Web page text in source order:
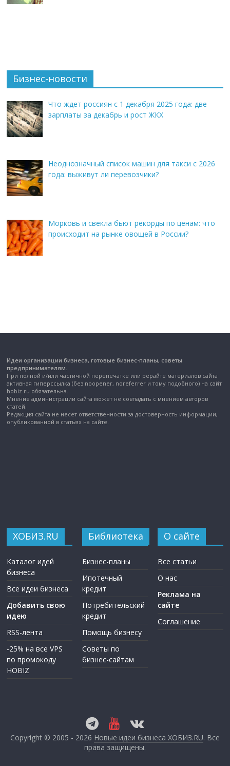
Бизнес-новости
Что ждет россиян с 1 декабря 2025 года: две
зарплаты за декабрь и рост ЖКХ
Неоднозначный список машин для такси с 2026
года: выживут ли перевозчики?
Морковь и свекла бьют рекорды по ценам: что
происходит на рынке овощей в России?
Идеи организации бизнеса, готовые бизнес-планы, советы
предпринимателям.
При полной и/или частичной перепечатке или рерайте материалов сайта
активная гиперссылка (без noopener, noreferrer и тому подобного) на сайт
hobiz.ru обязательна.
Мнение администрации сайта может не совпадать с мнением авторов
статей.
Редакция сайта не несет ответственности за достоверность информации,
опубликованной в статьях на сайте.
ХОБИЗ.RU
Каталог идей
бизнеса
Все идеи бизнеса
Добавить свою
идею
RSS-лента
-25% на все VPS
по промокоду
HOBIZ
Библиотека
Бизнес-планы
Ипотечный
кредит
Потребительский
кредит
Помощь бизнесу
Советы по
бизнес-сайтам
О сайте
Все статьи
О нас
Реклама на
сайте
Соглашение
Copyright © 2005 - 2026 Новые идеи бизнеса ХОБИЗ.RU. Все
права защищены.